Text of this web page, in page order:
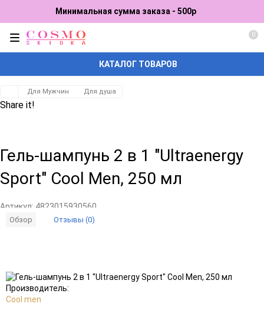
Минимальная сумма заказа - 500р
КАТАЛОГ ТОВАРОВ
0
Для Мужчин Для душа
Share it!
Гель-шампунь 2 в 1 "Ultraenergy
Sport" Cool Men, 250 мл
Артикул: 4823015930560
Обзор Отзывы (0)
в
избранное
Производитель:
Cool men